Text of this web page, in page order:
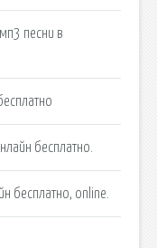
песни в
бесплатно.
бесплатно, online.